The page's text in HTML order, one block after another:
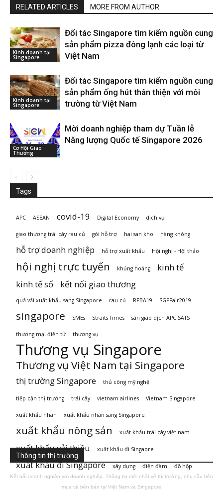
RELATED ARTICLES MORE FROM AUTHOR
Kinh doanh tại
Singapore
Đối tác Singapore tìm kiếm nguồn cung
sản phẩm pizza đông lạnh các loại từ
Việt Nam
Kinh doanh tại
Singapore
Đối tác Singapore tìm kiếm nguồn cung
sản phẩm ống hút thân thiện với môi
trường từ Việt Nam
Cơ Hội Giao
Thương
Mời doanh nghiệp tham dự Tuần lễ
Năng lượng Quốc tế Singapore 2026
Tags
APC ASEAN covid-19 Digital Economy dịch vụ
giao thương trái cây rau củ gói hỗ trợ hai san kho hàng không
hỗ trợ doanh nghiệp hỗ trợ xuất khẩu Hội nghị - Hội thảo
hội nghị trực tuyến khủng hoảng
kinh tế
kinh tế số
kết nối giao thương
quả vải xuất khẩu sang Singapore rau củ RPBA19 SGPFair2019
singapore SMEs Straits Times sàn giao dịch APC SATS
thương mại điện tử thương vụ
Thương vụ Singapore
Thương vụ Việt Nam tại Singapore
thị trường Singapore thủ công mỹ nghệ
tiếp cận thị trường trái cây vietnam airlines Vietnam Singapore
xuất khẩu nhãn xuất khẩu nhãn sang Singapore
xuất khẩu nông sản xuất khẩu trái cây việt nam
xuất khẩu vải thiều xuất khẩu đi Singaore
xuất khẩu đi Singapore xây dựng điện đàm đồ hộp
Thông tin thị trường
Kết nối doanh nghiệp với doanh nghiệp. Thông tin mới nhất về thị trường, nhu cầu bên
mua và bên bán tại Việt Nam và Singapore